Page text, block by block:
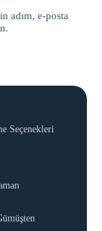
adım, e-posta
Seçenekleri